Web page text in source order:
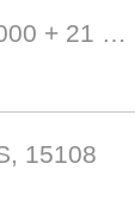
+ 21 …
15108